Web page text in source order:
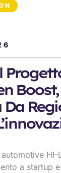
Da
HI-
a startup